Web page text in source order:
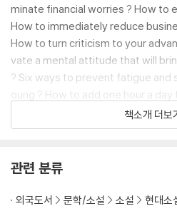
minate financial worries ? How to
How to immediately reduce
How to turn criticism to your
vate a mental attitude that will
? Six ways to prevent fatigue and
oung ? How to add one hour a
ch more! Illustrated with personal
onquered worry to turn their lives
is no one like you in this world.
책소개 더보
관련 분류
외국도서 문학/소설 소설
현대소